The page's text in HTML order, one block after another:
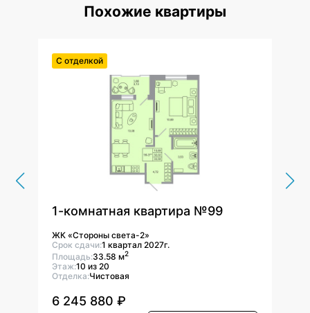
Похожие квартиры
С отделкой
1-комнатная квартира №99
ЖК «Стороны света-2»
Срок сдачи:1 квартал 2027г.
Площадь:33.58 м2
Этаж:10 из 20
Отделка:Чистовая
6 245 880 ₽